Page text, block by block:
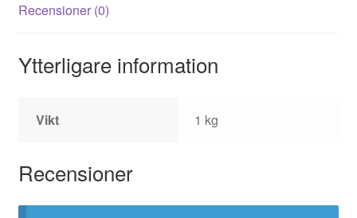
Recensioner (0)
Ytterligare information
Vikt 1 kg
Recensioner